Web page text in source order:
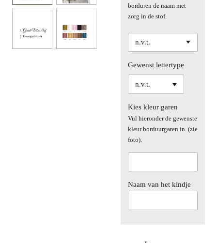
borduren de naam met
zorg in de stof.
Gewenst lettertype
Kies kleur garen
Vul hieronder de gewenste
kleur borduurgaren in. (zie
foto).
Naam van het kindje